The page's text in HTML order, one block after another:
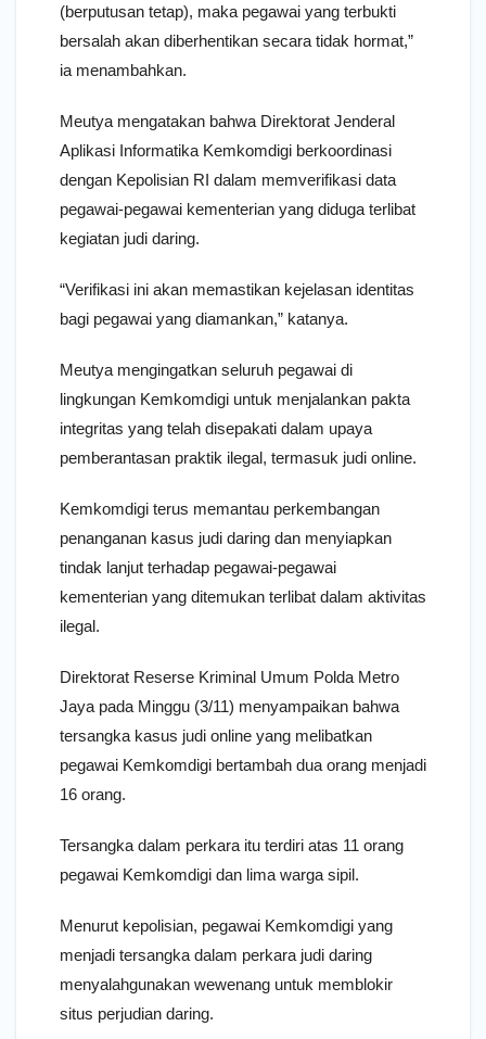
(berputusan tetap), maka pegawai yang terbukti
bersalah akan diberhentikan secara tidak hormat,”
ia menambahkan.
Meutya mengatakan bahwa Direktorat Jenderal
Aplikasi Informatika Kemkomdigi berkoordinasi
dengan Kepolisian RI dalam memverifikasi data
pegawai-pegawai kementerian yang diduga terlibat
kegiatan judi daring.
“Verifikasi ini akan memastikan kejelasan identitas
bagi pegawai yang diamankan,” katanya.
Meutya mengingatkan seluruh pegawai di
lingkungan Kemkomdigi untuk menjalankan pakta
integritas yang telah disepakati dalam upaya
pemberantasan praktik ilegal, termasuk judi online.
Kemkomdigi terus memantau perkembangan
penanganan kasus judi daring dan menyiapkan
tindak lanjut terhadap pegawai-pegawai
kementerian yang ditemukan terlibat dalam aktivitas
ilegal.
Direktorat Reserse Kriminal Umum Polda Metro
Jaya pada Minggu (3/11) menyampaikan bahwa
tersangka kasus judi online yang melibatkan
pegawai Kemkomdigi bertambah dua orang menjadi
16 orang.
Tersangka dalam perkara itu terdiri atas 11 orang
pegawai Kemkomdigi dan lima warga sipil.
Menurut kepolisian, pegawai Kemkomdigi yang
menjadi tersangka dalam perkara judi daring
menyalahgunakan wewenang untuk memblokir
situs perjudian daring.